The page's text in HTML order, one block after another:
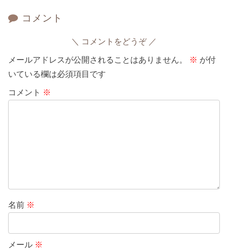
コメント
コメントをどうぞ
メールアドレスが公開されることはありません。 ※ が付
いている欄は必須項目です
コメント ※
名前 ※
メール ※